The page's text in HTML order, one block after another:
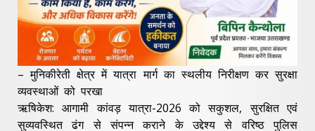
– मुनिकीरेती क्षेत्र में यात्रा मार्ग का स्थलीय निरीक्षण कर सुरक्षा
व्यवस्थाओं को परखा
ऋषिकेश: आगामी कांवड़ यात्रा-2026 को सकुशल, सुरक्षित एवं
सुव्यवस्थित ढंग से संपन्न कराने के उद्देश्य से वरिष्ठ पुलिस